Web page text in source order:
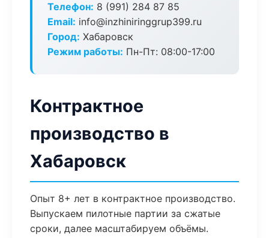
Телефон: 8 (991) 284 87 85
Email: info@inzhiniringgrup399.ru
Город: Хабаровск
Режим работы: Пн-Пт: 08:00-17:00
Контрактное
производство в
Хабаровск
Опыт 8+ лет в контрактное производство.
Выпускаем пилотные партии за сжатые
сроки, далее масштабируем объёмы.